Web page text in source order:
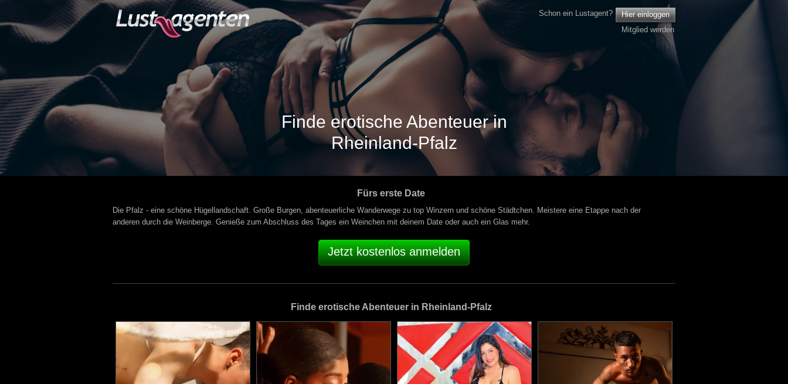
Schon ein Lustagent?
Hier einloggen
Mitglied werden
Finde erotische Abenteuer in
Rheinland-Pfalz
Fürs erste Date
Die Pfalz - eine schöne Hügellandschaft. Große Burgen, abenteuerliche Wanderwege zu top Winzern und schöne Städtchen. Meistere eine Etappe nach der
anderen durch die Weinberge. Genieße zum Abschluss des Tages ein Weinchen mit deinem Date oder auch ein Glas mehr.
Jetzt kostenlos anmelden
Finde erotische Abenteuer in Rheinland-Pfalz